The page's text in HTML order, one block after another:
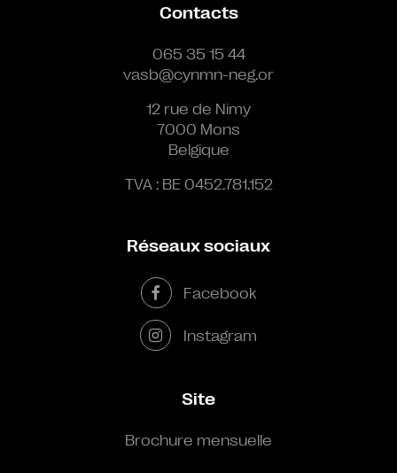
Contacts
065 35 15 44
vasb@cynmn-neg.or
12 rue de Nimy
7000 Mons
Belgique
TVA : BE 0452.781.152
Réseaux sociaux
Facebook
Instagram
Site
Brochure mensuelle